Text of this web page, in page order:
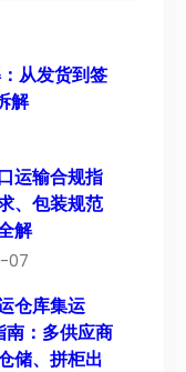
从发货到签
解
运输合规指
、包装规范
解
07
仓库集运
：多供应商
储、拼柜出